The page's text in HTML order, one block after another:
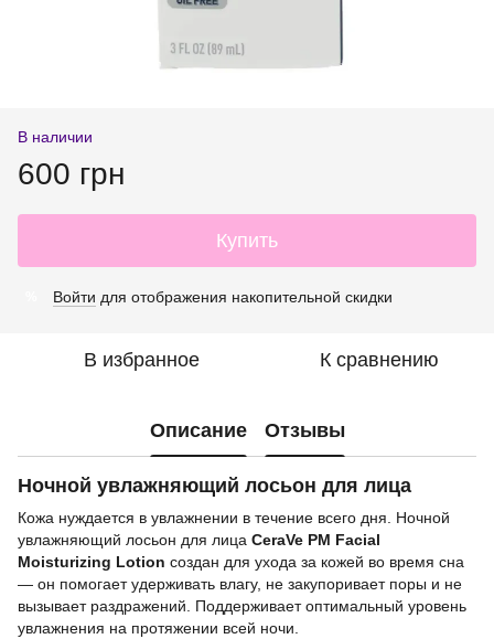
В наличии
600 грн
Купить
Войти для отображения накопительной скидки
В избранное К сравнению
Описание Отзывы
Ночной увлажняющий лосьон для лица
Кожа нуждается в увлажнении в течение всего дня. Ночной
увлажняющий лосьон для лица CeraVe PM Facial
Moisturizing Lotion создан для ухода за кожей во время сна
— он помогает удерживать влагу, не закупоривает поры и не
вызывает раздражений. Поддерживает оптимальный уровень
увлажнения на протяжении всей ночи.